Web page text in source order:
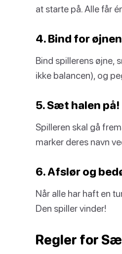
at starte på. Alle får
4. Bind for
Bind spillerens øjne,
ikke balancen), og
5. Sæt halen på!
Spilleren skal gå
marker deres navn
6. Afslør og
Når alle har haft en
Den spiller vinder!
Regler for